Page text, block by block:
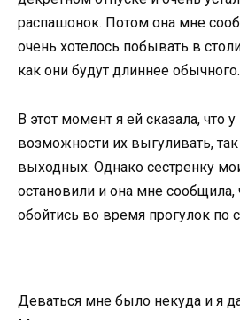
распашонок. Потом она мне
очень хотелось побывать в
как они будут длиннее обычного.
В этот момент я ей сказала, что
возможности их выгуливать,
выходных. Однако сестренку
остановили и она мне сообщила,
обойтись во время прогулок по
Деваться мне было некуда и я